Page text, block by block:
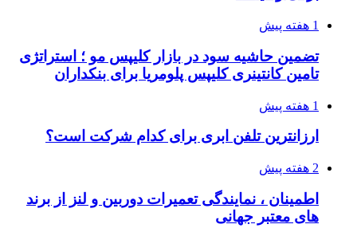
1 هفته پیش
تضمین حاشیه سود در بازار کلیپس مو ؛ استراتژی
تامین کانتینری کلیپس پلومریا برای بنکداران
1 هفته پیش
ارزانترین تلفن ابری برای کدام شرکت است؟
2 هفته پیش
اطمینان ، نمایندگی تعمیرات دوربین و لنز از برند
های معتبر جهانی